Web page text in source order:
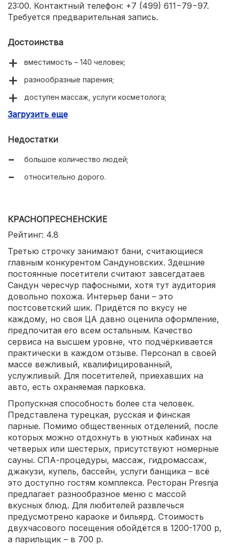
23:00. Контактный телефон: +7 (499) 611−79−97.
Требуется предварительная запись.
Достоинства
вместимость – 140 человек;
разнообразные парения;
доступен массаж, услуги косметолога;
выгодное посещение по абонементам.
Загрузить еще
Недостатки
большое количество людей;
относительно дорого.
КРАСНОПРЕСНЕНСКИЕ
Рейтинг: 4.8
Третью строчку занимают бани, считающиеся
главным конкурентом Сандуновских. Здешние
постоянные посетители считают завсегдатаев
Сандун чересчур пафосными, хотя тут аудитория
довольно похожа. Интерьер бани – это
постсоветский шик. Придётся по вкусу не
каждому, но своя ЦА давно оценила оформление,
предпочитая его всем остальным. Качество
сервиса на высшем уровне, что подчёркивается
практически в каждом отзыве. Персонал в своей
массе вежливый, квалифицированный,
услужливый. Для посетителей, приехавших на
авто, есть охраняемая парковка.
Пропускная способность более ста человек.
Представлена турецкая, русская и финская
парные. Помимо общественных отделений, после
которых можно отдохнуть в уютных кабинах на
четверых или шестерых, присутствуют номерные
сауны. СПА-процедуры, массаж, гидромассаж,
джакузи, купель, бассейн, услуги банщика – всё
это доступно гостям комплекса. Ресторан Presnja
предлагает разнообразное меню с массой
вкусных блюд. Для любителей развлечься
предусмотрено караоке и бильярд. Стоимость
двухчасового посещения обойдётся в 1200-1700 р,
а парильщик – в 700 р.